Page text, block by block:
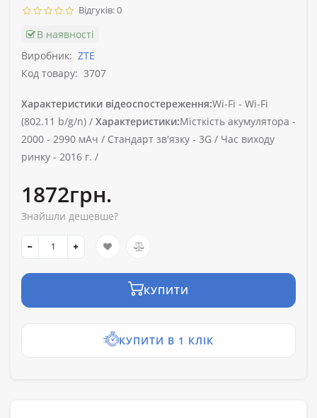
Відгуків: 0
В наявності
Виробник: ZTE
Код товару: 3707
Характеристики відеоспостереження:Wi-Fi - Wi-Fi
(802.11 b/g/n) / Характеристики:Місткість акумулятора -
2000 - 2990 мАч / Стандарт зв'язку - 3G / Час виходу
ринку - 2016 г. /
1872грн.
Знайшли дешевше?
КУПИТИ
КУПИТИ В 1 КЛІК